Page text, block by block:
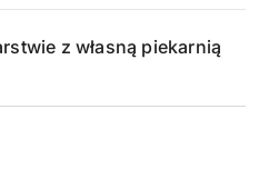
z własną piekarnią